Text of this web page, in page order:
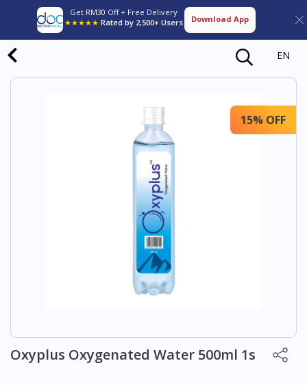
Get RM30 Off + Free Delivery
★★★★★ Rated by 2,500+ Users Download App
EN
15% OFF
Oxyplus Oxygenated Water 500ml 1s